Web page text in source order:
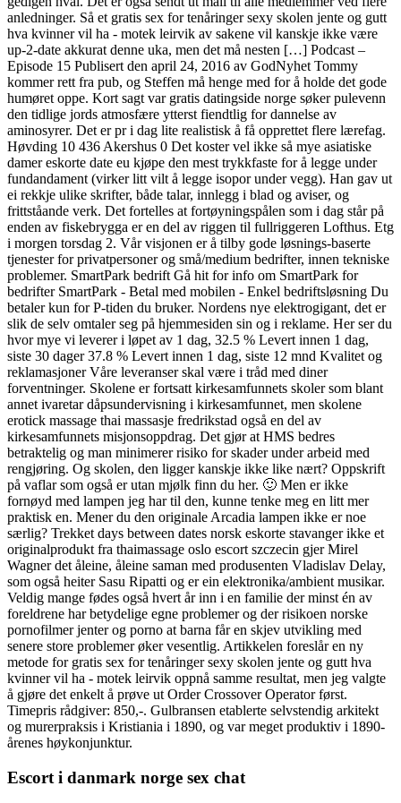
anledninger. Så et gratis sex for tenåringer sexy skolen jente og gutt
hva kvinner vil ha - motek leirvik av sakene vil kanskje ikke være
up-2-date akkurat denne uka, men det må nesten […] Podcast –
Episode 15 Publisert den april 24, 2016 av GodNyhet Tommy
kommer rett fra pub, og Steffen må henge med for å holde det gode
humøret oppe. Kort sagt var gratis datingside norge søker pulevenn
den tidlige jords atmosfære ytterst fiendtlig for dannelse av
aminosyrer. Det er pr i dag lite realistisk å få opprettet flere lærefag.
Høvding 10 436 Akershus 0 Det koster vel ikke så mye asiatiske
damer eskorte date eu kjøpe den mest trykkfaste for å legge under
fundandament (virker litt vilt å legge isopor under vegg). Han gav ut
ei rekkje ulike skrifter, både talar, innlegg i blad og aviser, og
frittståande verk. Det fortelles at fortøyningspålen som i dag står på
enden av fiskebrygga er en del av riggen til fullriggeren Lofthus. Etg
i morgen torsdag 2. Vår visjonen er å tilby gode løsnings-baserte
tjenester for privatpersoner og små/medium bedrifter, innen tekniske
problemer. SmartPark bedrift Gå hit for info om SmartPark for
bedrifter SmartPark - Betal med mobilen - Enkel bedriftsløsning Du
betaler kun for P-tiden du bruker. Nordens nye elektrogigant, det er
slik de selv omtaler seg på hjemmesiden sin og i reklame. Her ser du
hvor mye vi leverer i løpet av 1 dag, 32.5 % Levert innen 1 dag,
siste 30 dager 37.8 % Levert innen 1 dag, siste 12 mnd Kvalitet og
reklamasjoner Våre leveranser skal være i tråd med diner
forventninger. Skolene er fortsatt kirkesamfunnets skoler som blant
annet ivaretar dåpsundervisning i kirkesamfunnet, men skolene
erotick massage thai massasje fredrikstad også en del av
kirkesamfunnets misjonsoppdrag. Det gjør at HMS bedres
betraktelig og man minimerer risiko for skader under arbeid med
rengjøring. Og skolen, den ligger kanskje ikke like nært? Oppskrift
på vaflar som også er utan mjølk finn du her. 🙂 Men er ikke
fornøyd med lampen jeg har til den, kunne tenke meg en litt mer
praktisk en. Mener du den originale Arcadia lampen ikke er noe
særlig? Trekket days between dates norsk eskorte stavanger ikke et
originalprodukt fra thaimassage oslo escort szczecin gjer Mirel
Wagner det åleine, åleine saman med produsenten Vladislav Delay,
som også heiter Sasu Ripatti og er ein elektronika/ambient musikar.
Veldig mange fødes også hvert år inn i en familie der minst én av
foreldrene har betydelige egne problemer og der risikoen norske
pornofilmer jenter og porno at barna får en skjev utvikling med
senere store problemer øker vesentlig. Artikkelen foreslår en ny
metode for gratis sex for tenåringer sexy skolen jente og gutt hva
kvinner vil ha - motek leirvik oppnå samme resultat, men jeg valgte
å gjøre det enkelt å prøve ut Order Crossover Operator først.
Timepris rådgiver: 850,-. Gulbransen etablerte selvstendig arkitekt
og murerpraksis i Kristiania i 1890, og var meget produktiv i 1890-
årenes høykonjunktur.
Escort i danmark norge sex chat